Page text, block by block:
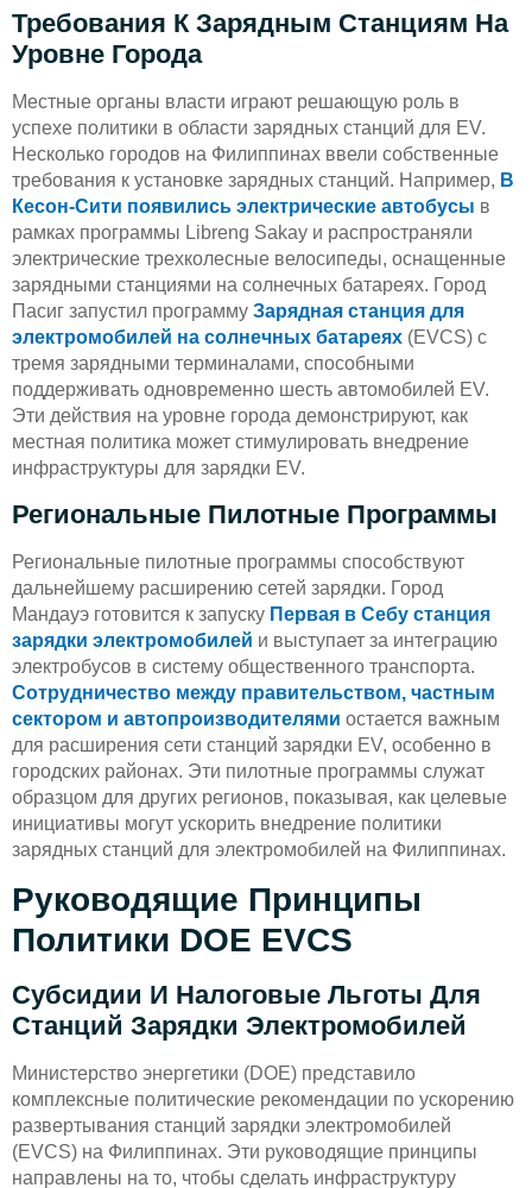
Требования К Зарядным Станциям На
Уровне Города
Местные органы власти играют решающую роль в
успехе политики в области зарядных станций для EV.
Несколько городов на Филиппинах ввели собственные
требования к установке зарядных станций. Например, В
Кесон-Сити появились электрические автобусы в
рамках программы Libreng Sakay и распространяли
электрические трехколесные велосипеды, оснащенные
зарядными станциями на солнечных батареях. Город
Пасиг запустил программу Зарядная станция для
электромобилей на солнечных батареях (EVCS) с
тремя зарядными терминалами, способными
поддерживать одновременно шесть автомобилей EV.
Эти действия на уровне города демонстрируют, как
местная политика может стимулировать внедрение
инфраструктуры для зарядки EV.
Региональные Пилотные Программы
Региональные пилотные программы способствуют
дальнейшему расширению сетей зарядки. Город
Мандауэ готовится к запуску Первая в Себу станция
зарядки электромобилей и выступает за интеграцию
электробусов в систему общественного транспорта.
Сотрудничество между правительством, частным
сектором и автопроизводителями остается важным
для расширения сети станций зарядки EV, особенно в
городских районах. Эти пилотные программы служат
образцом для других регионов, показывая, как целевые
инициативы могут ускорить внедрение политики
зарядных станций для электромобилей на Филиппинах.
Руководящие Принципы
Политики DOE EVCS
Субсидии И Налоговые Льготы Для
Станций Зарядки Электромобилей
Министерство энергетики (DOE) представило
комплексные политические рекомендации по ускорению
развертывания станций зарядки электромобилей
(EVCS) на Филиппинах. Эти руководящие принципы
направлены на то, чтобы сделать инфраструктуру